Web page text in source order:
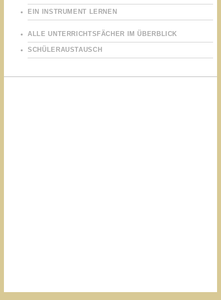
EIN INSTRUMENT LERNEN
ALLE UNTERRICHTSFÄCHER IM ÜBERBLICK
SCHÜLERAUSTAUSCH